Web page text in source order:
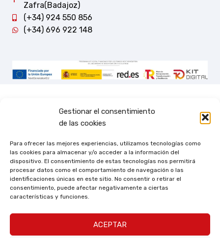
Gestionar el consentimiento
de las cookies
Para ofrecer las mejores experiencias, utilizamos tecnologías como
las cookies para almacenar y/o acceder a la información del
dispositivo. El consentimiento de estas tecnologías nos permitirá
procesar datos como el comportamiento de navegación o las
identificaciones únicas en este sitio. No consentir o retirar el
consentimiento, puede afectar negativamente a ciertas
características y funciones.
ACEPTAR
Zafra(Badajoz)
(+34) 924 550 856
(+34) 696 922 148